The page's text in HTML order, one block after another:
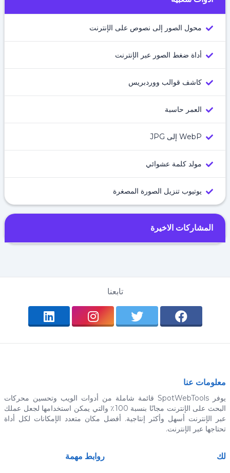
محول الصور إلى نصوص على الإنترنت
أداة ضغط الصور عبر الإنترنت
كاشف قوالب ووردبريس
العمر حاسبة
WebP إلى JPG
مولد كلمة عشوائي
يوتيوب تنزيل الصورة المصغرة
المشاركات الاخيرة
تابعنا
معلومات عنا
يوفر SpotWebTools قائمة شاملة من أدوات الويب وتحسين محركات
البحث على الإنترنت مجانًا بنسبة 100٪ والتي يمكن استخدامها لجعل عملك
عبر الإنترنت أسهل وأكثر إنتاجية. أفضل مكان متعدد الإمكانات لكل أداة
تحتاجها عبر الإنترنت.
لك روابط مهمة